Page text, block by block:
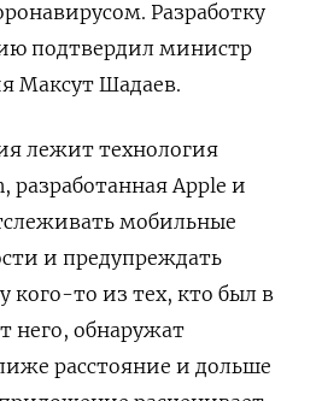
. Разработку
подтвердил министр
Максут Шадаев.
лежит технология
разработанная Apple и
мобильные
и предупреждать
кого-то из тех, кто был в
него, обнаружат
расстояние и дольше